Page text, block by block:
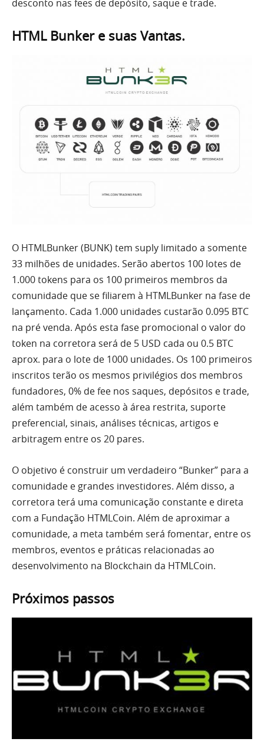
desconto nas fees de depósito, saque e trade.
HTML Bunker e suas Vantas.
O HTMLBunker (BUNK) tem suply limitado a somente
33 milhões de unidades. Serão abertos 100 lotes de
1.000 tokens para os 100 primeiros membros da
comunidade que se filiarem à HTMLBunker na fase de
lançamento. Cada 1.000 unidades custarão 0.095 BTC
na pré venda. Após esta fase promocional o valor do
token na corretora será de 5 USD cada ou 0.5 BTC
aprox. para o lote de 1000 unidades. Os 100 primeiros
inscritos terão os mesmos privilégios dos membros
fundadores, 0% de fee nos saques, depósitos e trade,
além também de acesso à área restrita, suporte
preferencial, sinais, análises técnicas, artigos e
arbitragem entre os 20 pares.
O objetivo é construir um verdadeiro “Bunker” para a
comunidade e grandes investidores. Além disso, a
corretora terá uma comunicação constante e direta
com a Fundação HTMLCoin. Além de aproximar a
comunidade, a meta também será fomentar, entre os
membros, eventos e práticas relacionadas ao
desenvolvimento na Blockchain da HTMLCoin.
Próximos passos